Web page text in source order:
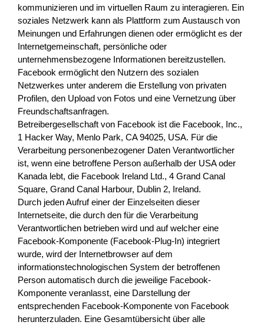
kommunizieren und im virtuellen Raum zu interagieren. Ein
soziales Netzwerk kann als Plattform zum Austausch von
Meinungen und Erfahrungen dienen oder ermöglicht es der
Internetgemeinschaft, persönliche oder
unternehmensbezogene Informationen bereitzustellen.
Facebook ermöglicht den Nutzern des sozialen
Netzwerkes unter anderem die Erstellung von privaten
Profilen, den Upload von Fotos und eine Vernetzung über
Freundschaftsanfragen.
Betreibergesellschaft von Facebook ist die Facebook, Inc.,
1 Hacker Way, Menlo Park, CA 94025, USA. Für die
Verarbeitung personenbezogener Daten Verantwortlicher
ist, wenn eine betroffene Person außerhalb der USA oder
Kanada lebt, die Facebook Ireland Ltd., 4 Grand Canal
Square, Grand Canal Harbour, Dublin 2, Ireland.
Durch jeden Aufruf einer der Einzelseiten dieser
Internetseite, die durch den für die Verarbeitung
Verantwortlichen betrieben wird und auf welcher eine
Facebook-Komponente (Facebook-Plug-In) integriert
wurde, wird der Internetbrowser auf dem
informationstechnologischen System der betroffenen
Person automatisch durch die jeweilige Facebook-
Komponente veranlasst, eine Darstellung der
entsprechenden Facebook-Komponente von Facebook
herunterzuladen. Eine Gesamtübersicht über alle